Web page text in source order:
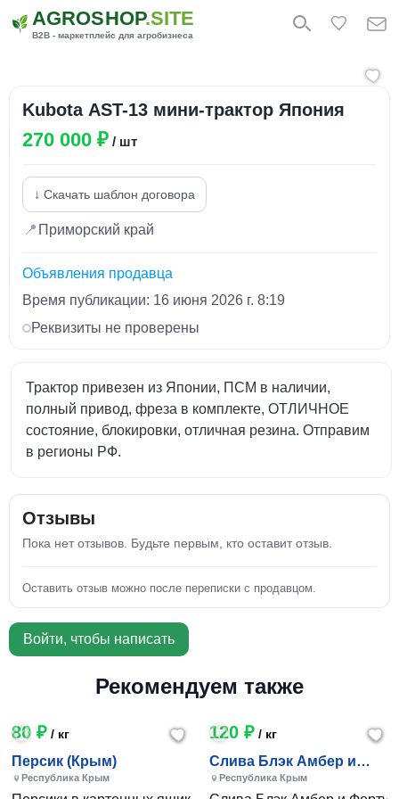
AGROSHOP.SITE
B2B - маркетплейс для агробизнеса
Kubota AST-13 мини-трактор Япония
270 000 ₽ / шт
↓ Скачать шаблон договора
📍 Приморский край
Объявления продавца
Время публикации: 16 июня 2026 г. 8:19
Реквизиты не проверены
Трактор привезен из Японии, ПСМ в наличии,
полный привод, фреза в комплекте, ОТЛИЧНОЕ
состояние, блокировки, отличная резина. Отправим
в регионы РФ.
Отзывы
Пока нет отзывов. Будьте первым, кто оставит отзыв.
Оставить отзыв можно после переписки с продавцом.
Войти, чтобы написать
Рекомендуем также
80 ₽ / кг
Персик (Крым)
Республика Крым
120 ₽/ кг
Слива Блэк Амбер и
Фортуна (Крым)
Республика Крым